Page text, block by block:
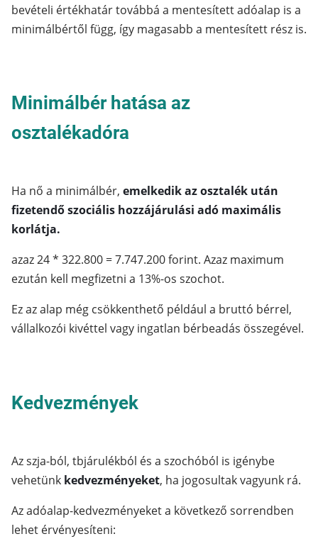
bevételi értékhatár továbbá a mentesített adóalap is a
minimálbértől függ, így magasabb a mentesített rész is.
Minimálbér hatása az
osztalékadóra
Ha nő a minimálbér, emelkedik az osztalék után
fizetendő szociális hozzájárulási adó maximális
korlátja.
azaz 24 * 322.800 = 7.747.200 forint. Azaz maximum
ezután kell megfizetni a 13%-os szochot.
Ez az alap még csökkenthető például a bruttó bérrel,
vállalkozói kivéttel vagy ingatlan bérbeadás összegével.
Kedvezmények
Az szja-ból, tbjárulékból és a szochóból is igénybe
vehetünk kedvezményeket, ha jogosultak vagyunk rá.
Az adóalap-kedvezményeket a következő sorrendben
lehet érvényesíteni: